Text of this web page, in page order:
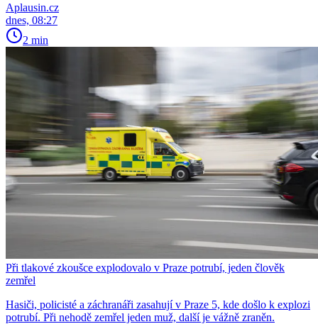
Aplausin.cz
dnes, 08:27
2 min
Při tlakové zkoušce explodovalo v Praze potrubí, jeden člověk
zemřel
Hasiči, policisté a záchranáři zasahují v Praze 5, kde došlo k explozi
potrubí. Při nehodě zemřel jeden muž, další je vážně zraněn.